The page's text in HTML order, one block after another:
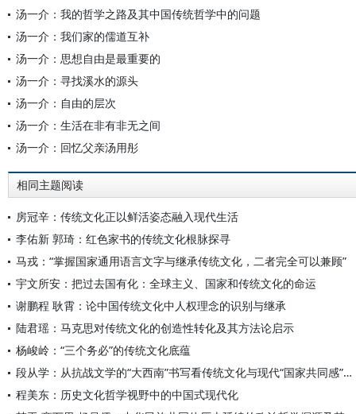
汤一介：我的哲学之路及其中国传统哲学中的问题
汤一介：我们家的儒道互补
汤一介：思想自由是最重要的
汤一介：寻找溪水的源头
汤一介：自由的层次
汤一介：生活在非有非无之间
汤一介：回忆父亲汤用彤
相同主题阅读
房冠辛：传统文化正以鲜活姿态融入现代生活
李佑新 郭琦：红色家书的传统文化根脉探寻
马戎：“掌握国家通用语言文字与继承传统文化，二者完全可以兼顾”
宇文所安：把过去国有化：全球主义、国家和传统文化的命运
谢鹏程 耿霄：论中国传统文化中人权理念的识别与继承
陆君瑶：马克思对传统文化的创造性转化及其方法论启示
杨峻岭：“三个务必”的传统文化底蕴
段从学：从抗战文学的“大西南”书写看传统文化与现代“国家共同感”的形成
程美东：历史文化哲学视野中的中国式现代化